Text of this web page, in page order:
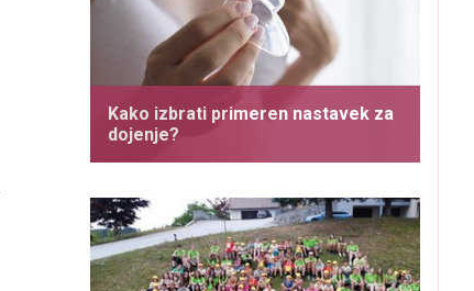
Kako izbrati primeren nastavek za
dojenje?